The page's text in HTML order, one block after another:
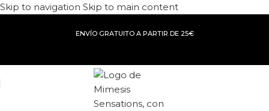
Skip to navigation Skip to main content
ENVÍO GRATUITO A PARTIR DE 25€